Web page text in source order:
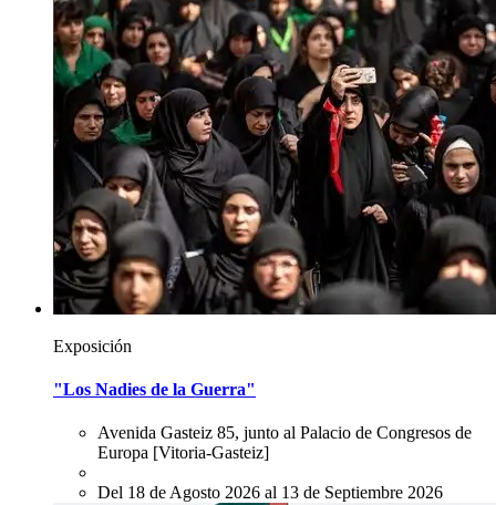
Exposición
"Los Nadies de la Guerra"
Avenida Gasteiz 85, junto al Palacio de Congresos de
Europa [Vitoria-Gasteiz]
Del 18 de Agosto 2026 al 13 de Septiembre 2026